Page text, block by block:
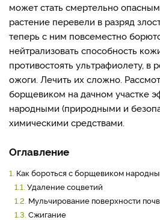
может стать смертельно
растение перевели в разряд
теперь с ним повсеместно
нейтрализовать способность
противостоять ультрафиолету, в
ожоги. Лечить их сложно.
борщевиком на дачном участке
народными (природными и
химическими средствами.
Оглавление
1. Как бороться с борщевиком
1.1. Удаление соцветий
1.2. Мульчирование поверхности
1.3. Сжигание